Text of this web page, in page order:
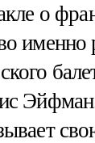
о
именно